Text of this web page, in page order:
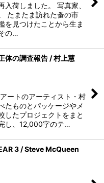
荷しました。 写真家、
たまたま訪れた蚤の市
を見つけたことから生ま
の…
体の調査報告 / 村上慧
ートのアーティスト・村
たものとパッケージやメ
したプロジェクトをまと
し、12,000字のテ…
3 / Steve McQueen